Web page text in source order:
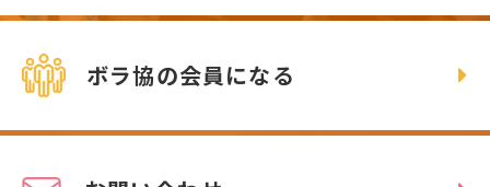
ボラ協の会員になる